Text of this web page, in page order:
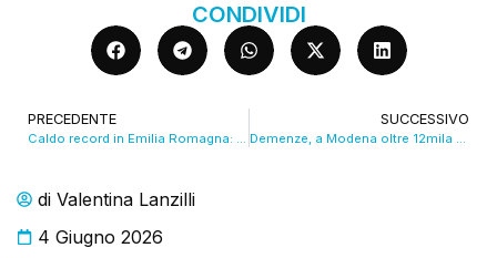
di Valentina Lanzilli
4 Giugno 2026
CONDIVIDI
PRECEDENTE
Caldo record in Emilia Romagna: stop ai lavori all’aperto nelle ore più rischiose
SUCCESSIVO
Demenze, a Modena oltre 12mila pazienti seguiti: raddoppiano le prime visite tra 2024 e 2025. VIDEO